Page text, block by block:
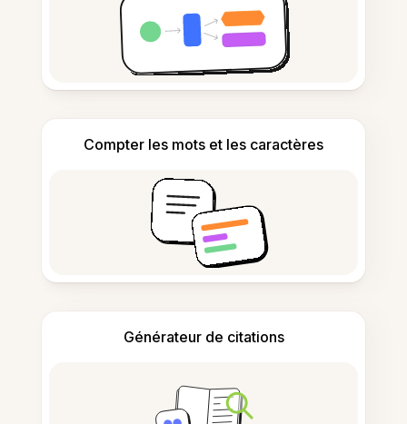
Compter les mots et les caractères
Générateur de citations